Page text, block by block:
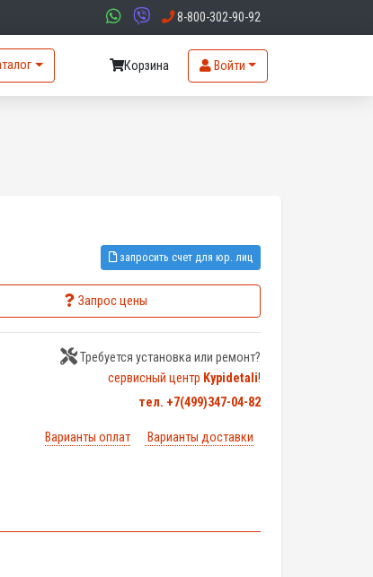
8-800-302-90-92
Корзина Войти
запросить счет для юр. лиц
Запрос цены
Требуется установка или ремонт?
сервисный центр Kypidetali!
тел. +7(499)347-04-82
Варианты оплат Варианты доставки